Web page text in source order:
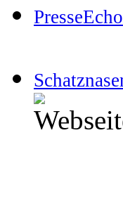
PresseEcho